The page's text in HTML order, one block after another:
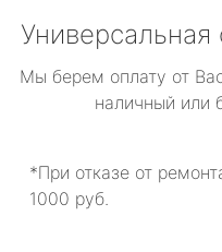
Универсальная
Мы берем оплату от
наличный или
*При отказе от
1000 руб.